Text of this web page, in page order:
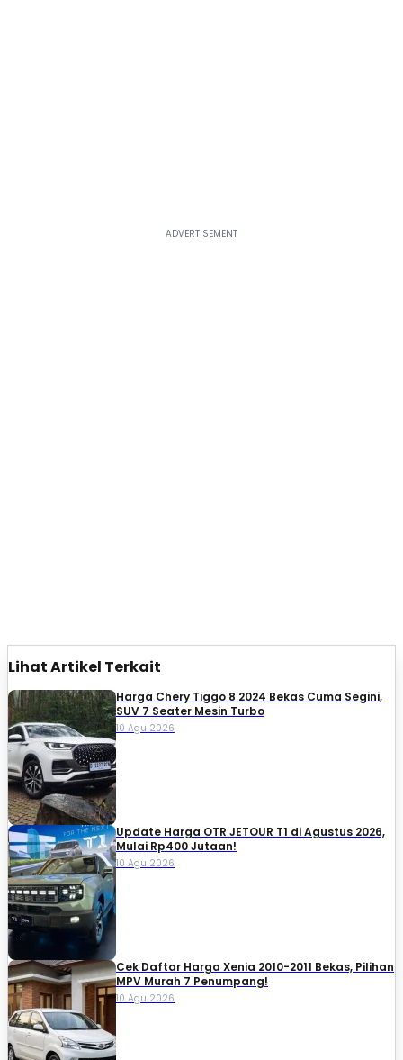
Lihat Artikel Terkait
Harga Chery Tiggo 8 2024 Bekas Cuma Segini,
SUV 7 Seater Mesin Turbo
10 Agu 2026
Update Harga OTR JETOUR T1 di Agustus 2026,
Mulai Rp400 Jutaan!
10 Agu 2026
Cek Daftar Harga Xenia 2010-2011 Bekas, Pilihan
MPV Murah 7 Penumpang!
10 Agu 2026